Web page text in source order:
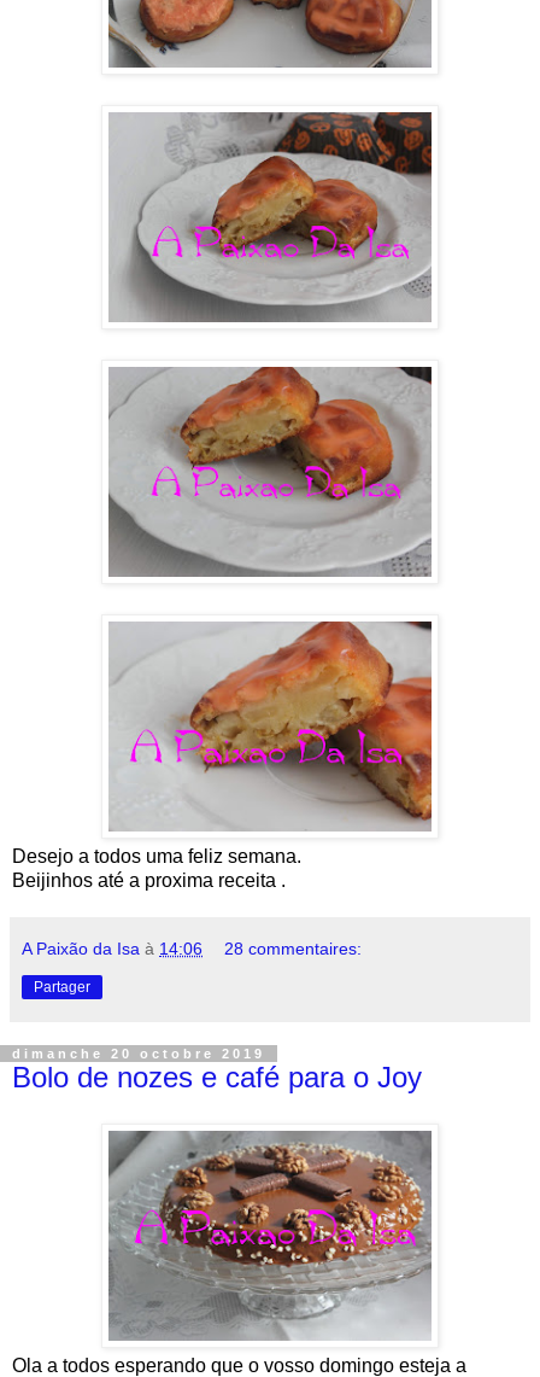
Desejo a todos uma feliz semana.
Beijinhos até a proxima receita .
A Paixão da Isa à 14:06 28 commentaires:
Partager
dimanche 20 octobre 2019
Bolo de nozes e café para o Joy
Ola a todos esperando que o vosso domingo esteja a